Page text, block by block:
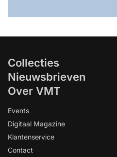
Collecties
Nieuwsbrieven
Over VMT
Events
Digitaal Magazine
Klantenservice
Contact